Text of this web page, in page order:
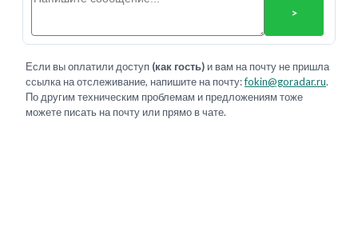
>
Если вы оплатили доступ (как гость) и вам на почту не пришла
ссылка на отслеживание, напишите на почту:fokin@goradar.ru.
По другим техническим проблемам и предложениям тоже
можете писать на почту или прямо в чате.